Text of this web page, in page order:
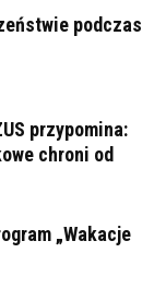
podczas
przypomina:
chroni od
„Wakacje